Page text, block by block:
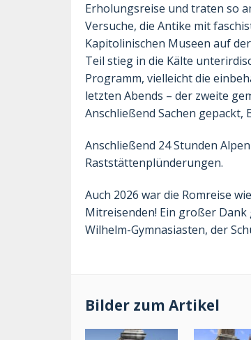
Erholungsreise und traten so
Versuche, die Antike mit
Kapitolinischen Museen auf
Teil stieg in die Kälte
Programm, vielleicht die
letzten Abends – der zweite
Anschließend Sachen
Anschließend 24 Stunden
Raststättenplünderungen.
Auch 2026 war die Romreise
Mitreisenden! Ein großer
Wilhelm-Gymnasiasten, der
Bilder zum Artikel